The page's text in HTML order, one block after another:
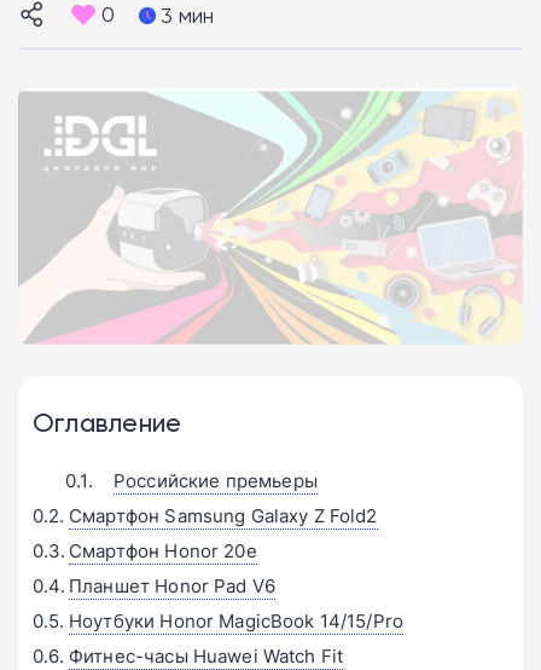
0 3 мин
Оглавление
Российские премьеры
Смартфон Samsung Galaxy Z Fold2
Смартфон Honor 20e
Планшет Honor Pad V6
Ноутбуки Honor MagicBook 14/15/Pro
Фитнес-часы Huawei Watch Fit